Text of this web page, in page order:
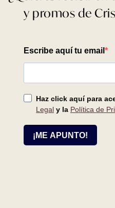
estético en
C/ SAN
28807 -
y promos de